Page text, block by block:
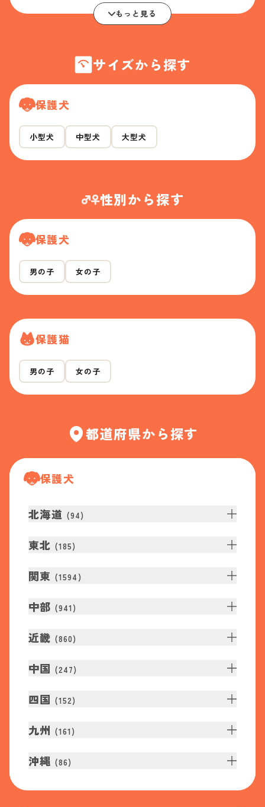
もっと見る
サイズから探す
保護犬
小型犬 中型犬 大型犬
性別から探す
保護犬
男の子 女の子
保護猫
男の子 女の子
都道府県から探す
保護犬
北海道 (94)
東北 (185)
関東 (1594 )
中部 (941 )
近畿 (860)
中国 (247)
四国 (152)
九州 (161 )
沖縄 (86)